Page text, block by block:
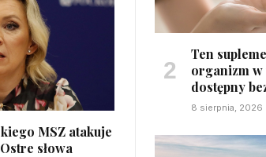
MSZ atakuje
słowa
Ten
organizm w
dostępny
8 sierpnia, 2026